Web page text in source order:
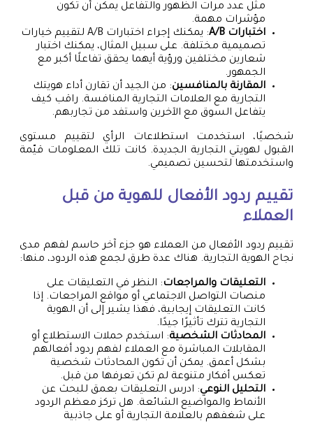
مثل عدد مرات الظهور والتفاعل يمكن أن تكون
مؤشرات مهمة.
اختبارات A/B
: يمكنك إجراء اختبارات A/B لتقييم خيارات
تصميمية مختلفة. على سبيل المثال، يمكنك اختبار
شعارين مختلفين ورؤية أيهما يحقق تفاعلًا أكبر مع
الجمهور.
المقارنة بالمنافسين: من الجيد أن تقارن أداء هويتك
التجارية مع العلامات التجارية المنافسة. راقب كيف
يتفاعل السوق مع الآخرين واستفد من تجاربهم.
شخصيًا، استخدمت استطلاعات الرأي لتقييم مستوى
القبول لهويتي التجارية الجديدة. كانت تلك المعلومات قيّمة
واستخدمتها لتحسين تصميمي.
تقييم ردود الأفعال للهوية من قبل
العملاء
تقييم ردود الأفعال من العملاء هو جزء آخر حاسم لفهم مدى
نجاح الهوية التجارية. هناك عدة طرق لجمع هذه الردود، منها:
التعليقات والمراجعات: النظر في التعليقات على
منصات التواصل الاجتماعي أو مواقع المراجعات. إذا
كانت التعليقات إيجابية، فهذا يشير إلى أن الهوية
التجارية تترك تأثيرًا جيدًا.
المحادثات الشخصية: استخدم حملات الاستطلاع أو
المقابلات المباشرة مع العملاء لفهم ردود أفعالهم
بشكل أعمق. يمكن أن تكون المحادثات شخصية
تعكس أفكار متنوعة لم تكن تعرفها من قبل.
التحليل النوعي: ادرس التعليقات بعمق للبحث عن
الأنماط والمواضيع الشائعة. هل تركز معظم الردود
على شغفهم بالعلامة التجارية أو على جاذبية